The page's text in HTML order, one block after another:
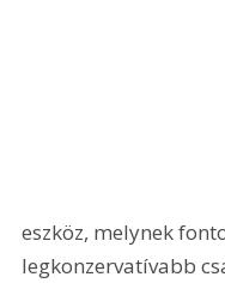
eszköz, melynek
legkonzervatívabb